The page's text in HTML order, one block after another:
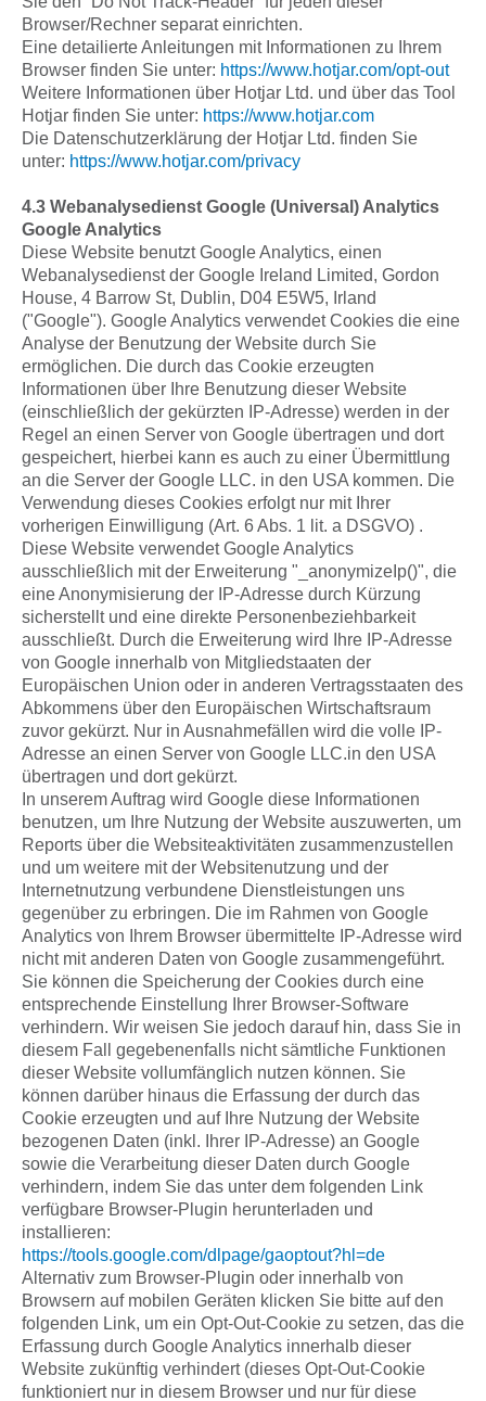
Browser/Rechner separat einrichten.
Eine detailierte Anleitungen mit Informationen zu Ihrem
Browser finden Sie unter: https://www.hotjar.com/opt-out
Weitere Informationen über Hotjar Ltd. und über das Tool
Hotjar finden Sie unter: https://www.hotjar.com
Die Datenschutzerklärung der Hotjar Ltd. finden Sie
unter: https://www.hotjar.com/privacy
4.3 Webanalysedienst Google (Universal) Analytics
Google Analytics
Diese Website benutzt Google Analytics, einen
Webanalysedienst der Google Ireland Limited, Gordon
House, 4 Barrow St, Dublin, D04 E5W5, Irland
("Google"). Google Analytics verwendet Cookies die eine
Analyse der Benutzung der Website durch Sie
ermöglichen. Die durch das Cookie erzeugten
Informationen über Ihre Benutzung dieser Website
(einschließlich der gekürzten IP-Adresse) werden in der
Regel an einen Server von Google übertragen und dort
gespeichert, hierbei kann es auch zu einer Übermittlung
an die Server der Google LLC. in den USA kommen. Die
Verwendung dieses Cookies erfolgt nur mit Ihrer
vorherigen Einwilligung (Art. 6 Abs. 1 lit. a DSGVO) .
Diese Website verwendet Google Analytics
ausschließlich mit der Erweiterung "_anonymizeIp()", die
eine Anonymisierung der IP-Adresse durch Kürzung
sicherstellt und eine direkte Personenbeziehbarkeit
ausschließt. Durch die Erweiterung wird Ihre IP-Adresse
von Google innerhalb von Mitgliedstaaten der
Europäischen Union oder in anderen Vertragsstaaten des
Abkommens über den Europäischen Wirtschaftsraum
zuvor gekürzt. Nur in Ausnahmefällen wird die volle IP-
Adresse an einen Server von Google LLC.in den USA
übertragen und dort gekürzt.
In unserem Auftrag wird Google diese Informationen
benutzen, um Ihre Nutzung der Website auszuwerten, um
Reports über die Websiteaktivitäten zusammenzustellen
und um weitere mit der Websitenutzung und der
Internetnutzung verbundene Dienstleistungen uns
gegenüber zu erbringen. Die im Rahmen von Google
Analytics von Ihrem Browser übermittelte IP-Adresse wird
nicht mit anderen Daten von Google zusammengeführt.
Sie können die Speicherung der Cookies durch eine
entsprechende Einstellung Ihrer Browser-Software
verhindern. Wir weisen Sie jedoch darauf hin, dass Sie in
diesem Fall gegebenenfalls nicht sämtliche Funktionen
dieser Website vollumfänglich nutzen können. Sie
können darüber hinaus die Erfassung der durch das
Cookie erzeugten und auf Ihre Nutzung der Website
bezogenen Daten (inkl. Ihrer IP-Adresse) an Google
sowie die Verarbeitung dieser Daten durch Google
verhindern, indem Sie das unter dem folgenden Link
verfügbare Browser-Plugin herunterladen und
installieren:
https://tools.google.com/dlpage/gaoptout?hl=de
Alternativ zum Browser-Plugin oder innerhalb von
Browsern auf mobilen Geräten klicken Sie bitte auf den
folgenden Link, um ein Opt-Out-Cookie zu setzen, das die
Erfassung durch Google Analytics innerhalb dieser
Website zukünftig verhindert (dieses Opt-Out-Cookie
funktioniert nur in diesem Browser und nur für diese